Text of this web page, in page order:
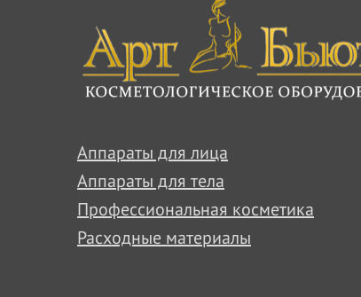
Аппараты для лица
Аппараты для тела
Профессиональная косметика
Расходные материалы